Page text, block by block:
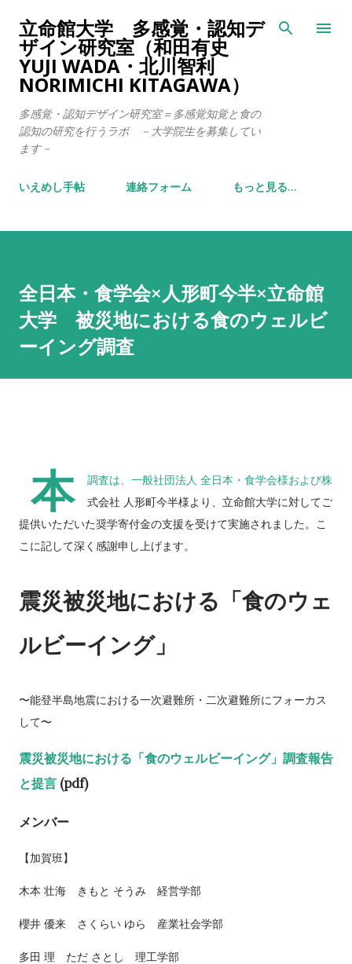
スキップしてメイン コンテンツに移動
立命館大学 多感覚・認知デ
ザイン研究室（和田有史
YUJI WADA・北川智利
NORIMICHI KITAGAWA）
多感覚・認知デザイン研究室＝多感覚知覚と食の
認知の研究を行うラボ －大学院生を募集してい
ます－
いえめし手帖 連絡フォーム もっと見る…
全日本・食学会×人形町今半×立命館
大学 被災地における食のウェルビ
ーイング調査
本
調査は、一般社団法人 全日本・食学会様および株
式会社 人形町今半様より、立命館大学に対してご
提供いただいた奨学寄付金の支援を受けて実施されました。こ
こに記して深く感謝申し上げます。
震災被災地における「食のウェ
ルビーイング」
〜能登半島地震における一次避難所・二次避難所にフォーカス
して〜
震災被災地における 「食のウェルビーイング」 調査報告
と提言 (pdf)
メンバー
【加賀班】
木本 壮海 きもと そうみ 経営学部
櫻井 優来 さくらい ゆら 産業社会学部
多田 理 ただ さとし 理工学部